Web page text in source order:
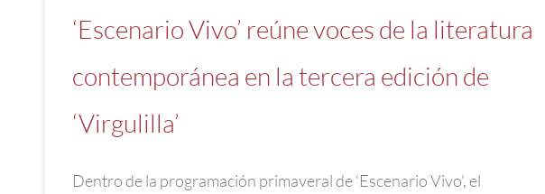
‘Escenario Vivo’ reúne voces de la literatura
contemporánea en la tercera edición de
‘Virgulilla’
Dentro de la programación primaveral de ‘Escenario Vivo’, el